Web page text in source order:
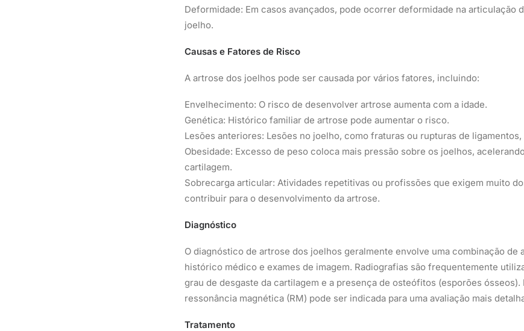
Deformidade: Em casos avançados, pode ocorrer deformidade na articulação
joelho.
Causas e Fatores de Risco
A artrose dos joelhos pode ser causada por vários fatores, incluindo:
Envelhecimento: O risco de desenvolver artrose aumenta com a idade.
Genética: Histórico familiar de artrose pode aumentar o risco.
Lesões anteriores: Lesões no joelho, como fraturas ou rupturas de
Obesidade: Excesso de peso coloca mais pressão sobre os joelhos,
cartilagem.
Sobrecarga articular: Atividades repetitivas ou profissões que exigem muito
contribuir para o desenvolvimento da artrose.
Diagnóstico
O diagnóstico de artrose dos joelhos geralmente envolve uma combinação de
histórico médico e exames de imagem. Radiografias são frequentemente
grau de desgaste da cartilagem e a presença de osteófitos (esporões ósseos).
ressonância magnética (RM) pode ser indicada para uma avaliação mais
Tratamento